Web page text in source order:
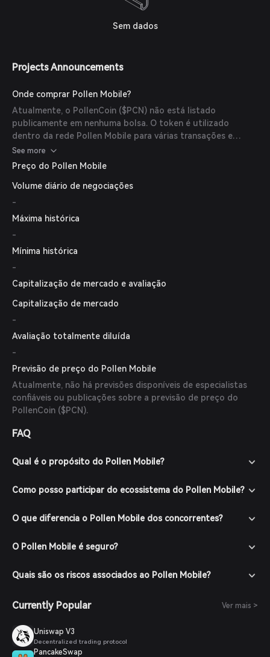
Sem dados
Projects Announcements
Onde comprar Pollen Mobile?
Atualmente, o PollenCoin ($PCN) não está listado
publicamente em nenhuma bolsa. O token é utilizado
dentro da rede Pollen Mobile para várias transações e
recompensas. Usuários interessados em adquirir $PCN
podem participar da rede implantando hardware ou usando
os serviços da rede para ganhar tokens.
See more
Preço do Pollen Mobile
Volume diário de negociações
-
Máxima histórica
-
Mínima histórica
-
Capitalização de mercado e avaliação
Capitalização de mercado
-
Avaliação totalmente diluída
-
Previsão de preço do Pollen Mobile
Atualmente, não há previsões disponíveis de especialistas
confiáveis ou publicações sobre a previsão de preço do
PollenCoin ($PCN).
FAQ
Qual é o propósito do Pollen Mobile?
Como posso participar do ecossistema do Pollen Mobile?
O que diferencia o Pollen Mobile dos concorrentes?
O Pollen Mobile é seguro?
Quais são os riscos associados ao Pollen Mobile?
Currently Popular Ver mais >
Uniswap V3
Decentralized trading protocol
PancakeSwap